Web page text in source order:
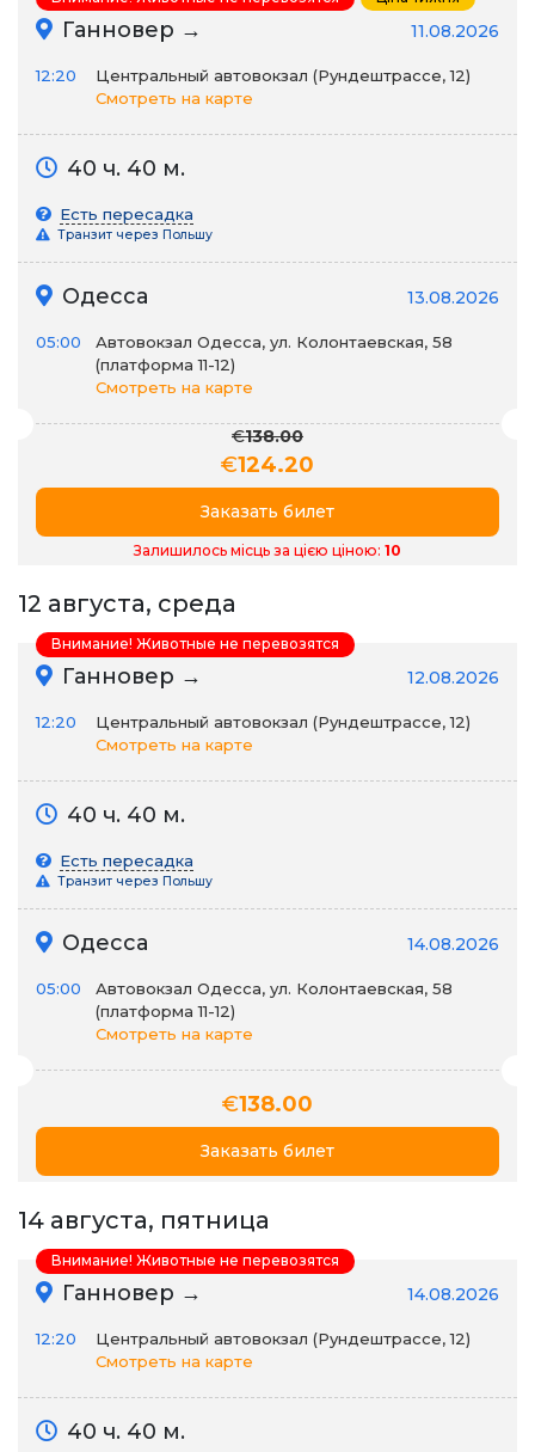
Ганновер → 11.08.2026
12:20
Центральный автовокзал (Рундештрассе, 12)
Смотреть на карте
40 ч. 40 м.
Есть пересадка
Транзит через Польшу
Одесса 13.08.2026
05:00
Автовокзал Одесса, ул. Колонтаевская, 58
(платформа 11-12)
Смотреть на карте
€138.00
€124.20
Заказать билет
Залишилось місць за цією ціною: 10
12 августа, среда
Ганновер → 12.08.2026
12:20
Центральный автовокзал (Рундештрассе, 12)
Смотреть на карте
40 ч. 40 м.
Есть пересадка
Транзит через Польшу
Одесса 14.08.2026
05:00
Автовокзал Одесса, ул. Колонтаевская, 58
(платформа 11-12)
Смотреть на карте
€138.00
Заказать билет
Внимание! Животные не перевозятся
14 августа, пятница
Ганновер → 14.08.2026
12:20
Центральный автовокзал (Рундештрассе, 12)
Смотреть на карте
40 ч. 40 м.
Внимание! Животные не перевозятся